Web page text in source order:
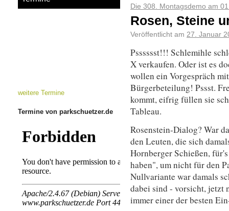
Die 308. Montagsdemo am
Rosen, Steine
Veröffentlicht am 27. Januar
Psssssst!!! Schlemihle
X verkaufen. Oder ist es
wollen ein Vorgespräch
Bürgerbeteilung! Pssst.
kommt, eifrig füllen sie
Tableau.
Rosenstein-Dialog? War
den Leuten, die sich
Hornberger Schießen,
haben", um nicht für den
Nullvariante war damals
dabei sind - vorsicht,
immer einer der besten
weitere Termine
Termine von parkschuetzer.de